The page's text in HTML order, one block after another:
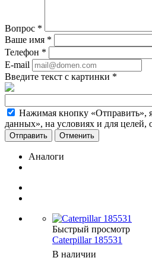
Вопрос *
Ваше имя *
Телефон *
E-mail
Введите текст с картинки *
Нажимая кнопку «Отправить»,
данных», на условиях и для
Отменить
Аналоги
Быстрый просмотр
Caterpillar 185531
В наличии